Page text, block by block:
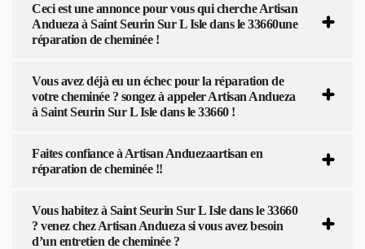
Ceci est une annonce pour vous qui cherche Artisan
Andueza à Saint Seurin Sur L Isle dans le 33660une
réparation de cheminée !
Vous avez déjà eu un échec pour la réparation de
votre cheminée ? songez à appeler Artisan Andueza
à Saint Seurin Sur L Isle dans le 33660 !
Faites confiance à Artisan Anduezaartisan en
réparation de cheminée !!
Vous habitez à Saint Seurin Sur L Isle dans le 33660
? venez chez Artisan Andueza si vous avez besoin
d’un entretien de cheminée ?